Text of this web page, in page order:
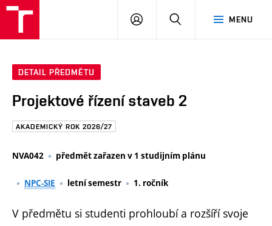
Brno
MENU
PŘIHLÁSIT
DETAIL PŘEDMĚTU
Projektové řízení staveb 2
AKADEMICKÝ ROK 2026/27
NVA042 předmět zařazen v 1 studijním plánu
NPC-SIE letní semestr 1. ročník
V předmětu si studenti prohloubí a rozšíří svoje